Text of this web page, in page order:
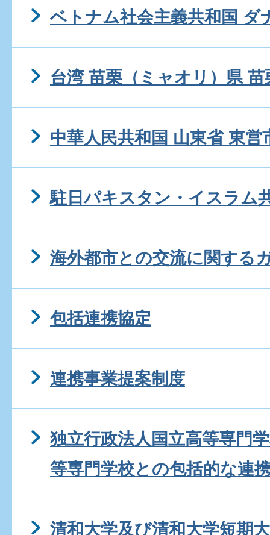
ベトナム社会主義共和国 ダ
台湾 苗栗（ミャオリ）県
中華人民共和国 山東省 東営
駐日パキスタン・イスラム
海外都市との交流に関する
包括連携協定
連携事業提案制度
独立行政法人国立高等専門
等専門学校との包括的な連
清和大学及び清和大学短期